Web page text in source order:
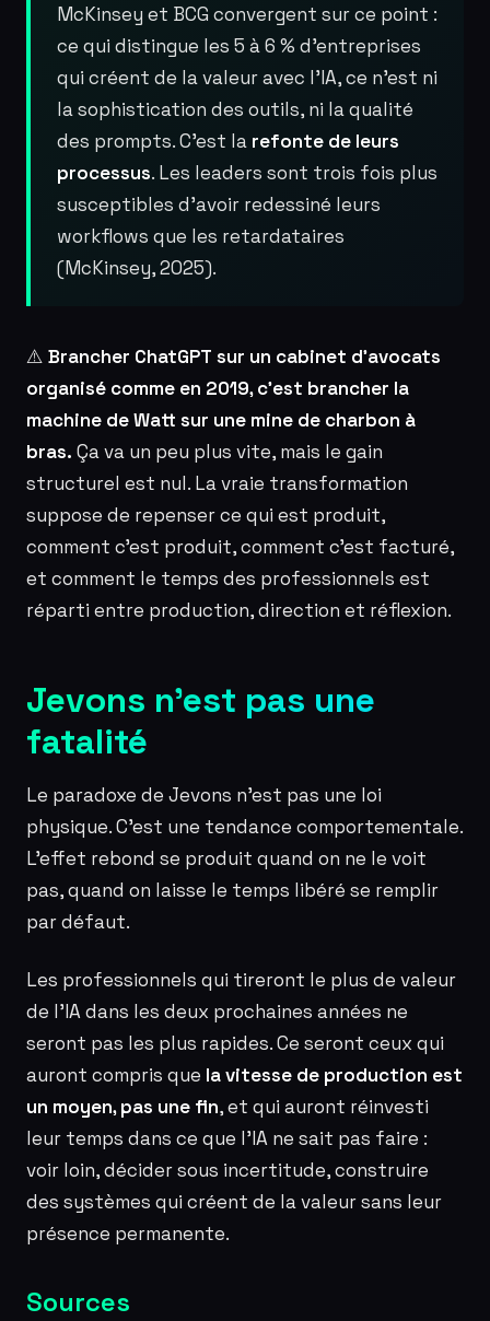
McKinsey et BCG convergent sur ce point :
ce qui distingue les 5 à 6 % d’entreprises
qui créent de la valeur avec l’IA, ce n’est ni
la sophistication des outils, ni la qualité
des prompts. C’est la refonte de leurs
processus. Les leaders sont trois fois plus
susceptibles d’avoir redessiné leurs
workflows que les retardataires
(McKinsey, 2025).
⚠️ Brancher ChatGPT sur un cabinet d’avocats
organisé comme en 2019, c’est brancher la
machine de Watt sur une mine de charbon à
bras. Ça va un peu plus vite, mais le gain
structurel est nul. La vraie transformation
suppose de repenser ce qui est produit,
comment c’est produit, comment c’est facturé,
et comment le temps des professionnels est
réparti entre production, direction et réflexion.
Jevons n’est pas une
fatalité
Le paradoxe de Jevons n’est pas une loi
physique. C’est une tendance comportementale.
L’effet rebond se produit quand on ne le voit
pas, quand on laisse le temps libéré se remplir
par défaut.
Les professionnels qui tireront le plus de valeur
de l’IA dans les deux prochaines années ne
seront pas les plus rapides. Ce seront ceux qui
auront compris que la vitesse de production est
un moyen, pas une fin, et qui auront réinvesti
leur temps dans ce que l’IA ne sait pas faire :
voir loin, décider sous incertitude, construire
des systèmes qui créent de la valeur sans leur
présence permanente.
Sources